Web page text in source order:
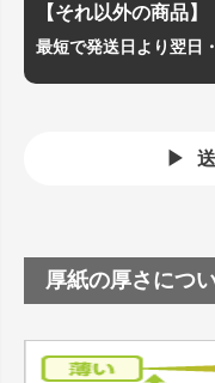
【それ以外の商品】
最短で発送日より翌日
厚紙の厚さにつ